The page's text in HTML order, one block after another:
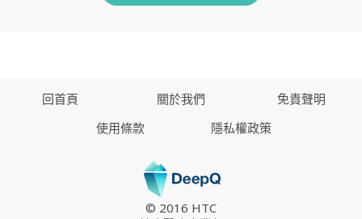
回首頁 關於我們
免責聲明
使用條款
隱私權政策
© 2016 HTC